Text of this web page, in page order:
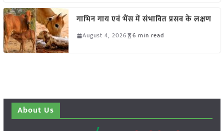
गाभिन गाय एवं भैंस में संभावित प्रसव के लक्षण
August 4, 2026 6 min read
About Us